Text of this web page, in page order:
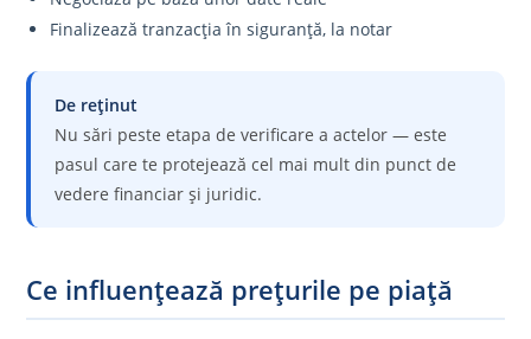
Finalizează tranzacția în siguranță, la notar
De reținut
Nu sări peste etapa de verificare a actelor — este
pasul care te protejează cel mai mult din punct de
vedere financiar și juridic.
Ce influențează prețurile pe piață